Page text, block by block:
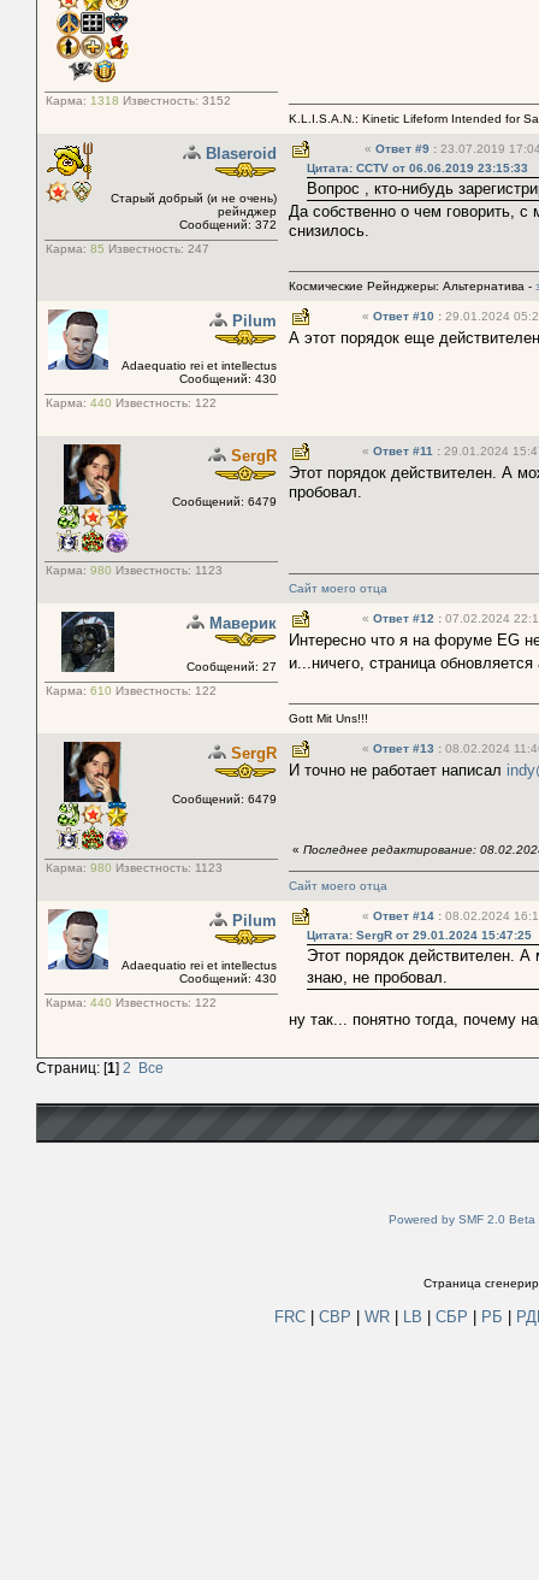
Карма: 1318 Известность: 3152
K.L.I.S.A.N.: Kinetic Lifeform Intended for
Blaseroid
Старый добрый (и не очень)
рейнджер
Сообщений: 372
Карма: 85 Известность: 247
« Ответ #9 : 23.07.2019
Цитата: CCTV от 06.06.2019 23:15:33
Вопрос , кто-нибудь
Да собственно о чем говорить, с
снизилось.
Космические Рейнджеры: Альтернатива -
Pilum
Adaequatio rei et intellectus
Сообщений: 430
Карма: 440 Известность: 122
« Ответ #10 : 29.01.2024
А этот порядок еще
SergR
Сообщений: 6479
Карма: 980 Известность: 1123
« Ответ #11 : 29.01.2024
Этот порядок действителен. А
пробовал.
Сайт моего отца
Маверик
Сообщений: 27
Карма: 610 Известность: 122
« Ответ #12 : 07.02.2024
Интересно что я на форуме EG
и...ничего, страница
Gott Mit Uns!!!
SergR
Сообщений: 6479
Карма: 980 Известность: 1123
« Ответ #13 : 08.02.2024
И точно не работает написал
« Последнее редактирование:
Сайт моего отца
Pilum
Adaequatio rei et intellectus
Сообщений: 430
Карма: 440 Известность: 122
« Ответ #14 : 08.02.2024
Цитата: SergR от 29.01.2024 15:47:25
Этот порядок действителен.
знаю, не пробовал.
ну так... понятно тогда, почему
Страниц: [1] 2 Все
Powered by SMF 2.0 Beta
Страница
FRC СВР WR LB СБР РБ